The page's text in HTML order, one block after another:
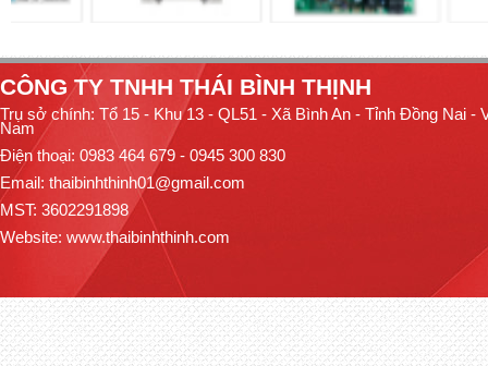
CÔNG TY TNHH THÁI BÌNH THỊNH
Trụ sở chính: Tổ 15 - Khu 13 - QL51 - Xã Bình An - Tỉnh Đồng Nai -
Nam
Điện thoại: 0983 464 679 - 0945 300 830
Email: thaibinhthinh01@gmail.com
MST: 3602291898
Website: www.thaibinhthinh.com